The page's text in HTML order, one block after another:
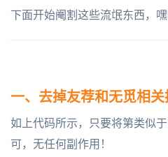
下面开始阉割这些流氓东西，嘿
一、去掉友荐和无觅相
如上代码所示，只要将第类似
可，无任何副作用！